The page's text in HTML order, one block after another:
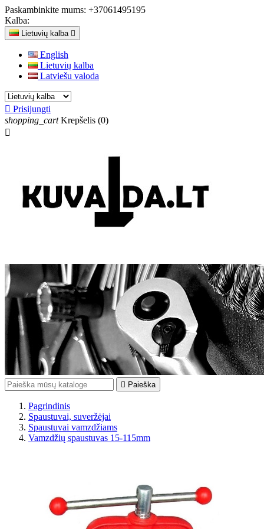
Paskambinkite mums: +37061495195
Kalba:
Lietuvių kalba 
English
Lietuvių kalba
Latviešu valoda
 Prisijungti
shopping_cart Krepšelis (0)

 Paieška
Pagrindinis
Spaustuvai, suveržėjai
Spaustuvai vamzdžiams
Vamzdžių spaustuvas 15-115mm